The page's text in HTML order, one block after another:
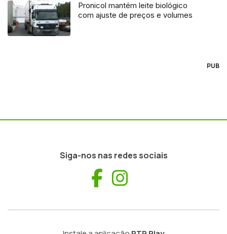
Pronicol mantém leite biológico
com ajuste de preços e volumes
PUB
Siga-nos nas redes sociais
Facebook